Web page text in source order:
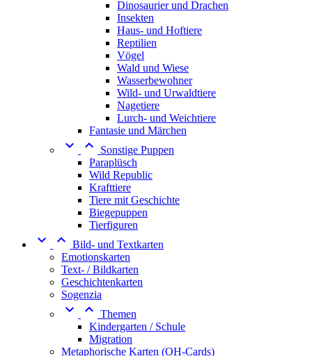
Dinosaurier und Drachen
Insekten
Haus- und Hoftiere
Reptilien
Vögel
Wald und Wiese
Wasserbewohner
Wild- und Urwaldtiere
Nagetiere
Lurch- und Weichtiere
Fantasie und Märchen
 
Sonstige Puppen
Paraplüsch
Wild Republic
Krafttiere
Tiere mit Geschichte
Biegepuppen
Tierfiguren
  Bild- und Textkarten
Emotionskarten
Text- / Bildkarten
Geschichtenkarten
Sogenzia
  Themen
Kindergarten / Schule
Migration
Metaphorische Karten (OH-Cards)